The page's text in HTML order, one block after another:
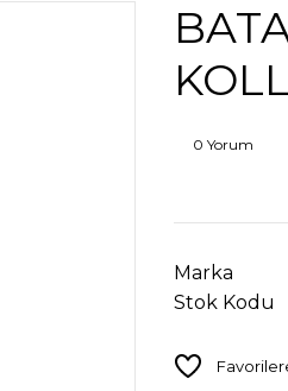
0 Yorum
Marka
Stok Kodu